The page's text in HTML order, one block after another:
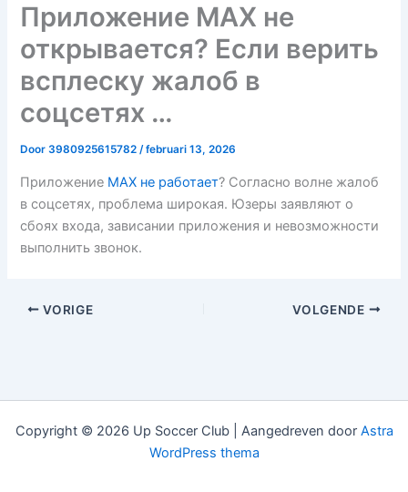
Приложение MAX не
открывается? Если верить
всплеску жалоб в
соцсетях …
Door3980925615782/februari 13, 2026
Приложение MAX не работает? Согласно волне жалоб
в соцсетях, проблема широкая. Юзеры заявляют о
сбоях входа, зависании приложения и невозможности
выполнить звонок.
VORIGE VOLGENDE
Copyright © 2026 Up Soccer Club | Aangedreven door Astra
WordPress thema